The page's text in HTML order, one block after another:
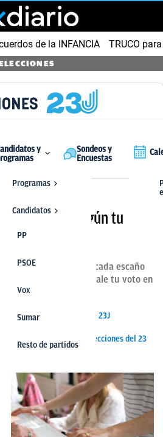
de la INFANCIA TRUCO
y
Programas
PP
PSOE
Vox
Sumar
Candidatos
PP
PSOE
Vox
Sumar
Resto de partidos
Sondeos y
Encuestas
2023
un escaño según tu
se necesitan por cada escaño
Analiza cuánto vale tu voto en
la jornada electoral de este 23J
los resultados de las elecciones del 23